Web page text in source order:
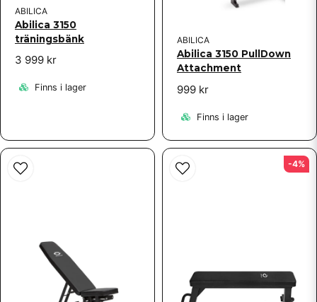
Skicka fråga
ABILICA
Abilica 3150
träningsbänk
3 999 kr
Finns i lager
ABILICA
Abilica 3150 PullDown
Attachment
999 kr
Finns i lager
-4%